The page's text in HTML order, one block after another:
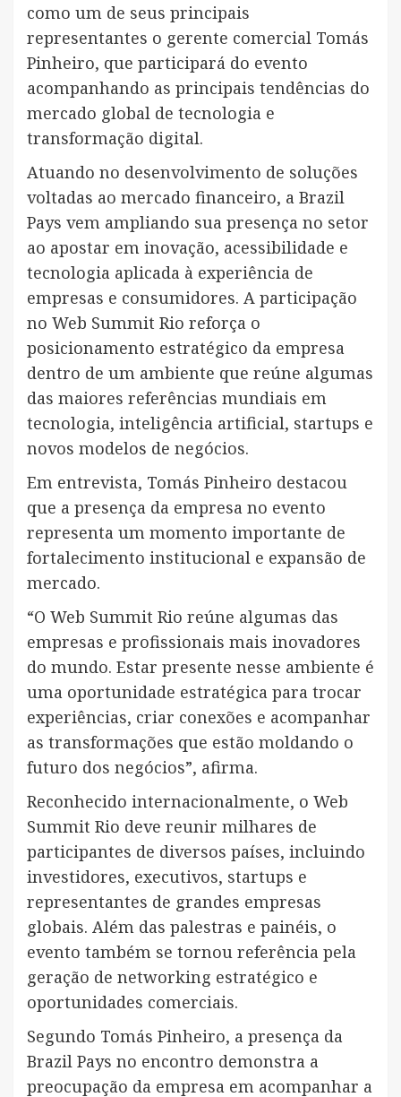
como um de seus principais
representantes o gerente comercial Tomás
Pinheiro, que participará do evento
acompanhando as principais tendências do
mercado global de tecnologia e
transformação digital.
Atuando no desenvolvimento de soluções
voltadas ao mercado financeiro, a Brazil
Pays vem ampliando sua presença no setor
ao apostar em inovação, acessibilidade e
tecnologia aplicada à experiência de
empresas e consumidores. A participação
no Web Summit Rio reforça o
posicionamento estratégico da empresa
dentro de um ambiente que reúne algumas
das maiores referências mundiais em
tecnologia, inteligência artificial, startups e
novos modelos de negócios.
Em entrevista, Tomás Pinheiro destacou
que a presença da empresa no evento
representa um momento importante de
fortalecimento institucional e expansão de
mercado.
“O Web Summit Rio reúne algumas das
empresas e profissionais mais inovadores
do mundo. Estar presente nesse ambiente é
uma oportunidade estratégica para trocar
experiências, criar conexões e acompanhar
as transformações que estão moldando o
futuro dos negócios”, afirma.
Reconhecido internacionalmente, o Web
Summit Rio deve reunir milhares de
participantes de diversos países, incluindo
investidores, executivos, startups e
representantes de grandes empresas
globais. Além das palestras e painéis, o
evento também se tornou referência pela
geração de networking estratégico e
oportunidades comerciais.
Segundo Tomás Pinheiro, a presença da
Brazil Pays no encontro demonstra a
preocupação da empresa em acompanhar a